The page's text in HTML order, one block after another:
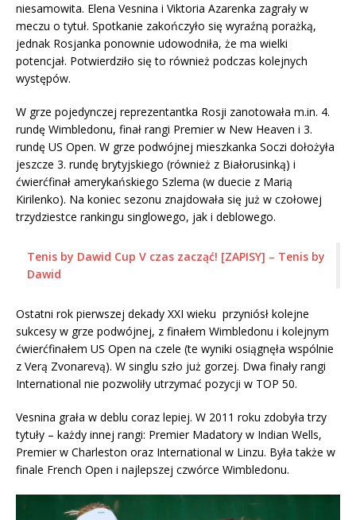
niesamowita. Elena Vesnina i Viktoria Azarenka zagrały w
meczu o tytuł. Spotkanie zakończyło się wyraźną porażką,
jednak Rosjanka ponownie udowodniła, że ma wielki
potencjał. Potwierdziło się to również podczas kolejnych
występów.
W grze pojedynczej reprezentantka Rosji zanotowała m.in. 4.
rundę Wimbledonu, finał rangi Premier w New Heaven i 3.
rundę US Open. W grze podwójnej mieszkanka Soczi dołożyła
jeszcze 3. rundę brytyjskiego (również z Białorusinką) i
ćwierćfinał amerykańskiego Szlema (w duecie z Marią
Kirilenko). Na koniec sezonu znajdowała się już w czołowej
trzydziestce rankingu singlowego, jak i deblowego.
Tenis by Dawid Cup V czas zacząć! [ZAPISY] – Tenis by
Dawid
Ostatni rok pierwszej dekady XXI wieku przyniósł kolejne
sukcesy w grze podwójnej, z finałem Wimbledonu i kolejnym
ćwierćfinałem US Open na czele (te wyniki osiągnęła wspólnie
z Verą Zvonarevą). W singlu szło już gorzej. Dwa finały rangi
International nie pozwoliły utrzymać pozycji w TOP 50.
Vesnina grała w deblu coraz lepiej. W 2011 roku zdobyła trzy
tytuły – każdy innej rangi: Premier Madatory w Indian Wells,
Premier w Charleston oraz International w Linzu. Była także w
finale French Open i najlepszej czwórce Wimbledonu.